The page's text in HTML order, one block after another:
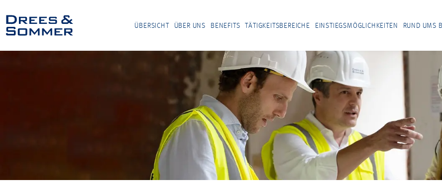
ÜBERSICHT ÜBER UNS BENEFITS TÄTIGKEITSBEREICHE EINSTIEGSMÖGLICHKEITEN RUND UMS